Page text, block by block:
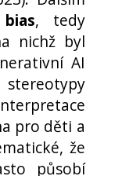
, tedy
nichž byl
AI
pro děti a
že
působí